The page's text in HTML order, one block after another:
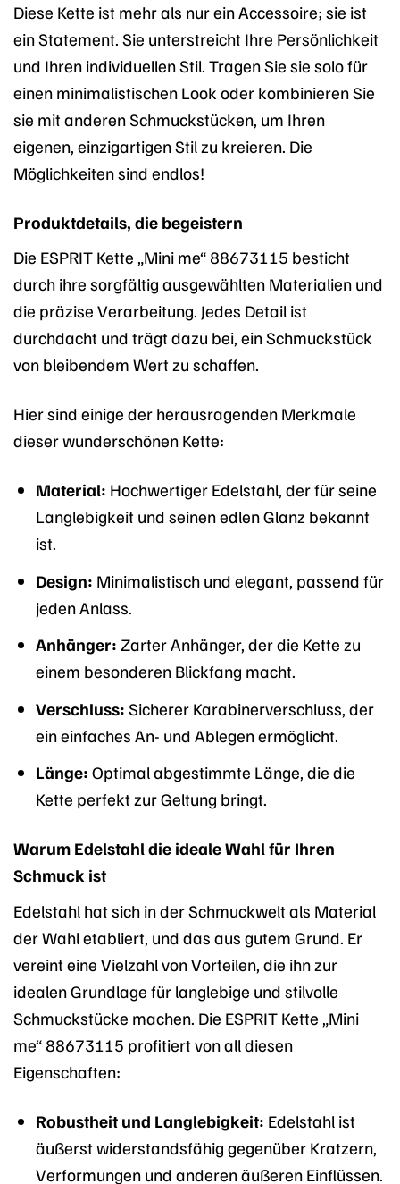
Diese Kette ist mehr als nur ein Accessoire; sie ist
ein Statement. Sie unterstreicht Ihre Persönlichkeit
und Ihren individuellen Stil. Tragen Sie sie solo für
einen minimalistischen Look oder kombinieren Sie
sie mit anderen Schmuckstücken, um Ihren
eigenen, einzigartigen Stil zu kreieren. Die
Möglichkeiten sind endlos!
Produktdetails, die begeistern
Die ESPRIT Kette „Mini me“ 88673115 besticht
durch ihre sorgfältig ausgewählten Materialien und
die präzise Verarbeitung. Jedes Detail ist
durchdacht und trägt dazu bei, ein Schmuckstück
von bleibendem Wert zu schaffen.
Hier sind einige der herausragenden Merkmale
dieser wunderschönen Kette:
Material: Hochwertiger Edelstahl, der für seine
Langlebigkeit und seinen edlen Glanz bekannt
ist.
Design: Minimalistisch und elegant, passend für
jeden Anlass.
Anhänger: Zarter Anhänger, der die Kette zu
einem besonderen Blickfang macht.
Verschluss: Sicherer Karabinerverschluss, der
ein einfaches An- und Ablegen ermöglicht.
Länge: Optimal abgestimmte Länge, die die
Kette perfekt zur Geltung bringt.
Warum Edelstahl die ideale Wahl für Ihren
Schmuck ist
Edelstahl hat sich in der Schmuckwelt als Material
der Wahl etabliert, und das aus gutem Grund. Er
vereint eine Vielzahl von Vorteilen, die ihn zur
idealen Grundlage für langlebige und stilvolle
Schmuckstücke machen. Die ESPRIT Kette „Mini
me“ 88673115 profitiert von all diesen
Eigenschaften:
Robustheit und Langlebigkeit: Edelstahl ist
äußerst widerstandsfähig gegenüber Kratzern,
Verformungen und anderen äußeren Einflüssen.